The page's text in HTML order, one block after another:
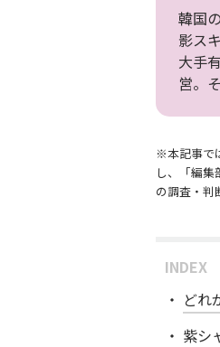
韓国
影ス
大手
営。
※本記事で
し、「編
の調査・判
INDEX
どれ
紫シ